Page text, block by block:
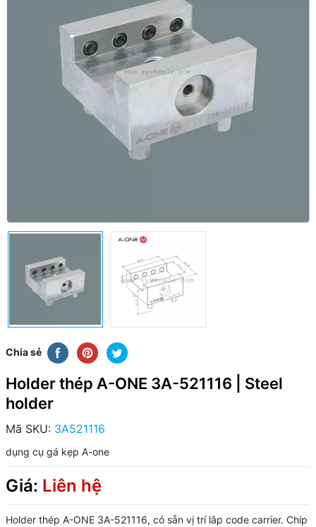
Chia sẻ
Holder thép A-ONE 3A-521116 | Steel
holder
Mã SKU: 3A521116
dụng cụ gá kẹp A-one
Giá: Liên hệ
Holder thép A-ONE 3A-521116, có sẵn vị trí lắp code carrier. Chip